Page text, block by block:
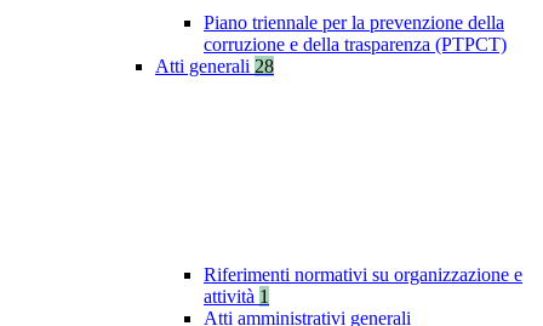
Piano triennale per la prevenzione della
corruzione e della trasparenza (PTPCT)
Atti generali 28
Riferimenti normativi su organizzazione e
attività 1
Atti amministrativi generali